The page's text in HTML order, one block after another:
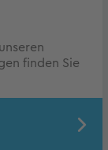
finden Sie